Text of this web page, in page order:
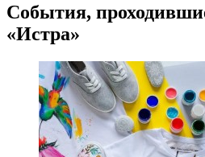
События,
«Истра»